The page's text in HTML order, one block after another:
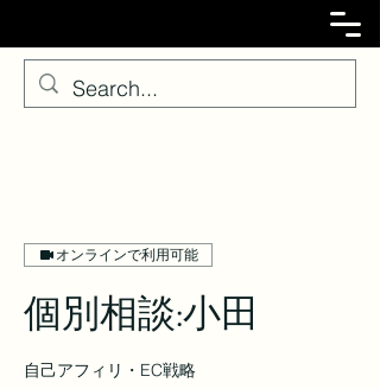
オンラインで利用可能
個別相談:小田
自己アフィリ・EC戦略